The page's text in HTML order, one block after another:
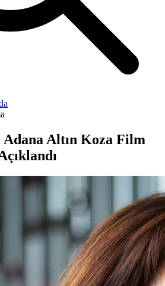
Adana Altın Koza Film